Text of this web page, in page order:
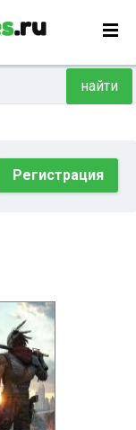
найти
Регистрация